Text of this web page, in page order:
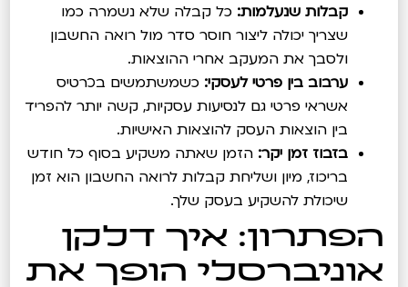
קבלות שנעלמות: כל קבלה שלא נשמרה כמו
שצריך יכולה ליצור חוסר סדר מול רואה החשבון
ולסבך את המעקב אחרי ההוצאות.
ערבוב בין פרטי לעסקי: כשמשתמשים בכרטיס
אשראי פרטי גם לנסיעות עסקיות, קשה יותר להפריד
בין הוצאות העסק להוצאות האישיות.
בזבוז זמן יקר: הזמן שאתה משקיע בסוף כל חודש
בריכוז, מיון ושליחת קבלות לרואה החשבון הוא זמן
שיכולת להשקיע בעסק שלך.
הפתרון: איך דלקן
אוניברסלי הופך את